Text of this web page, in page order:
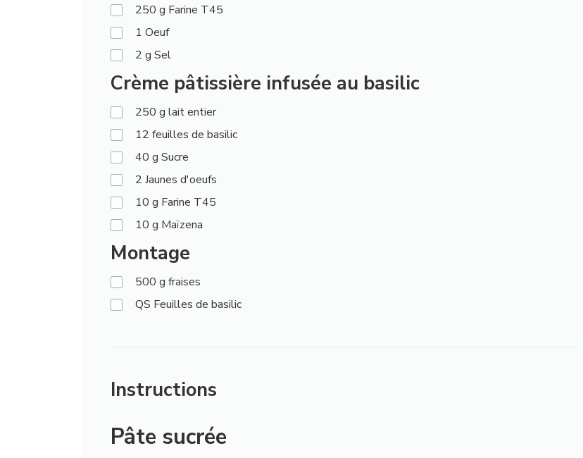
250 g Farine T45
1 Oeuf
2 g Sel
Crème pâtissière infusée au basilic
250 g lait entier
12 feuilles de basilic
40 g Sucre
2 Jaunes d'oeufs
10 g Farine T45
10 g Maïzena
Montage
500 g fraises
QS Feuilles de basilic
Instructions
Pâte sucrée